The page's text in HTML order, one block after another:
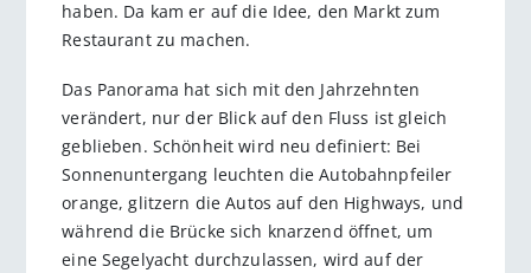
haben. Da kam er auf die Idee, den Markt zum
Restaurant zu machen.
Das Panorama hat sich mit den Jahrzehnten
verändert, nur der Blick auf den Fluss ist gleich
geblieben. Schönheit wird neu definiert: Bei
Sonnenuntergang leuchten die Autobahnpfeiler
orange, glitzern die Autos auf den Highways, und
während die Brücke sich knarzend öffnet, um
eine Segelyacht durchzulassen, wird auf der